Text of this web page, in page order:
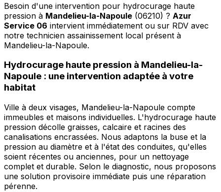
Besoin d'une intervention pour hydrocurage haute
pression à Mandelieu-la-Napoule (06210) ? Azur
Service 06 intervient immédiatement ou sur RDV avec
notre technicien assainissement local présent à
Mandelieu-la-Napoule.
Hydrocurage haute pression à Mandelieu-la-
Napoule : une intervention adaptée à votre
habitat
Ville à deux visages, Mandelieu-la-Napoule compte
immeubles et maisons individuelles. L'hydrocurage haute
pression décolle graisses, calcaire et racines des
canalisations encrassées. Nous adaptons la buse et la
pression au diamètre et à l'état des conduites, qu'elles
soient récentes ou anciennes, pour un nettoyage
complet et durable. Selon le diagnostic, nous proposons
une solution provisoire immédiate puis une réparation
pérenne.